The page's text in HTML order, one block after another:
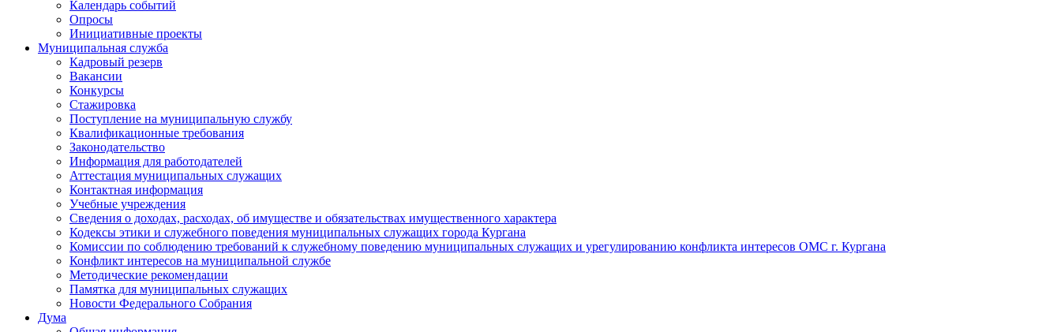
Календарь событий
Опросы
Инициативные проекты
Муниципальная служба
Кадровый резерв
Вакансии
Конкурсы
Стажировка
Поступление на муниципальную службу
Квалификационные требования
Законодательство
Информация для работодателей
Аттестация муниципальных служащих
Контактная информация
Учебные учреждения
Сведения о доходах, расходах, об имуществе и обязательствах имущественного характера
Кодексы этики и служебного поведения муниципальных служащих города Кургана
Комиссии по соблюдению требований к служебному поведению муниципальных служащих и урегулированию конфликта интересов ОМС г. Кургана
Конфликт интересов на муниципальной службе
Методические рекомендации
Памятка для муниципальных служащих
Новости Федерального Cобрания
Дума